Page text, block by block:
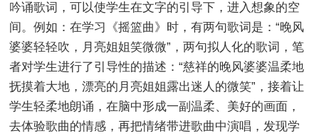
吟诵歌词，可以使学生在文字的引导下，进入想象的空
间。例如：在学习《摇篮曲》时，有两句歌词是：“晚风
婆婆轻轻吹，月亮姐姐笑微微”，两句拟人化的歌词，笔
者对学生进行了引导性的描述：“慈祥的晚风婆婆温柔地
抚摸着大地，漂亮的月亮姐姐露出迷人的微笑”，接着让
学生轻柔地朗诵，在脑中形成一副温柔、美好的画面，
去体验歌曲的情感，再把情绪带进歌曲中演唱，发现学